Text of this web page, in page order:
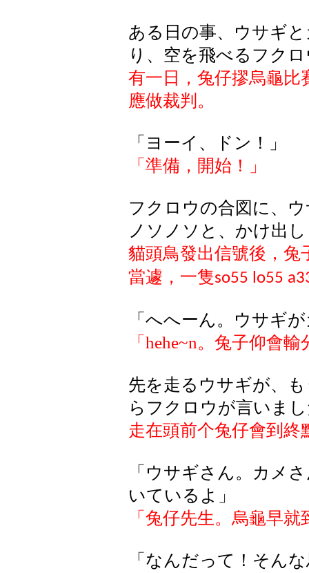
ある日の事、ウサギ
り、空を飛べるフク
有一日，兔仔摎烏龜比
應做裁判。
「ヨーイ、ドン！」
「準備，開始！」
フクロウの合図に、
ノソノソと、かけ出
貓頭鳥發出信號後，兔
當遽，一隻so55 lo55
「へへーん。ウサギ
「 hehe~n。兔子仰會輸
先を走るウサギが、
らフクロウが言いま
走在頭前个兔仔會到終
「ウサギさん。カメ
いているよ」
「兔仔先生。烏龜早就
「なんだって！そん